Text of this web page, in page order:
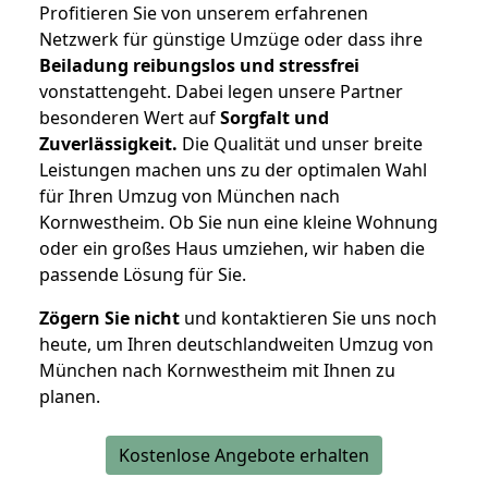
Profitieren Sie von unserem erfahrenen
Netzwerk für günstige Umzüge oder dass ihre
Beiladung reibungslos und stressfrei
vonstattengeht. Dabei legen unsere Partner
besonderen Wert aufSorgfalt und
Zuverlässigkeit. Die Qualität und unser breite
Leistungen machen uns zu der optimalen Wahl
für Ihren Umzug von München nach
Kornwestheim. Ob Sie nun eine kleine Wohnung
oder ein großes Haus umziehen, wir haben die
passende Lösung für Sie.
Zögern Sie nicht und kontaktieren Sie uns noch
heute, um Ihren deutschlandweiten Umzug von
München nach Kornwestheim mit Ihnen zu
planen.
Kostenlose Angebote erhalten